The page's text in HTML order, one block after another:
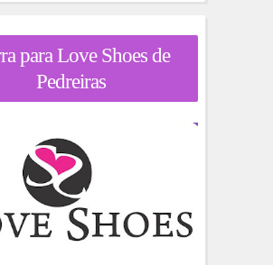
para Love Shoes de
Pedreiras